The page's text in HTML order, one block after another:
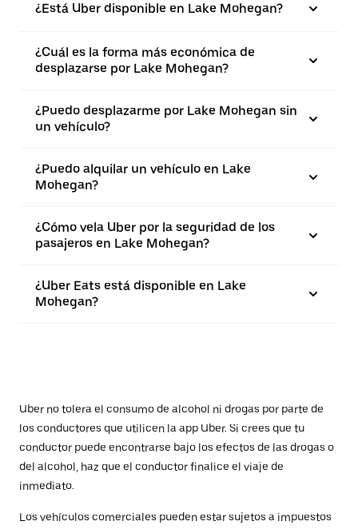
¿Está Uber disponible en Lake Mohegan?
¿Cuál es la forma más económica de
desplazarse por Lake Mohegan?
¿Puedo desplazarme por Lake Mohegan sin
un vehículo?
¿Puedo alquilar un vehículo en Lake
Mohegan?
¿Cómo vela Uber por la seguridad de los
pasajeros en Lake Mohegan?
¿Uber Eats está disponible en Lake
Mohegan?
Uber no tolera el consumo de alcohol ni drogas por parte de
los conductores que utilicen la app Uber. Si crees que tu
conductor puede encontrarse bajo los efectos de las drogas o
del alcohol, haz que el conductor finalice el viaje de
inmediato.
Los vehículos comerciales pueden estar sujetos a impuestos